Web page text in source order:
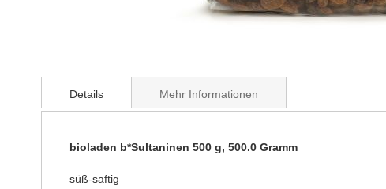
Details
bioladen b*Sultaninen 500 g, 500.0 Gramm
süß-saftig
Mehr Informationen